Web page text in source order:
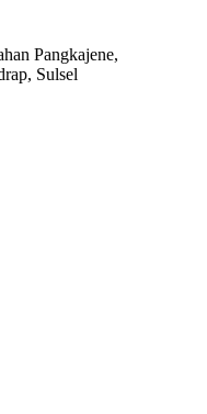
Pangkajene,
Sulsel